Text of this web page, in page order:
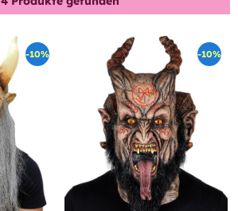
-10% -10%